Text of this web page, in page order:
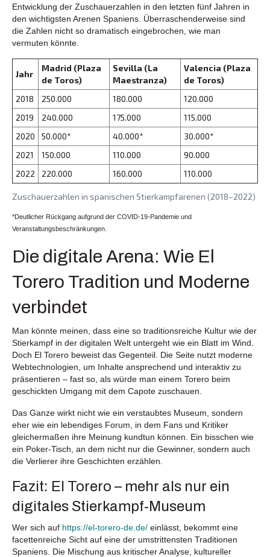
Entwicklung der Zuschauerzahlen in den letzten fünf Jahren in
den wichtigsten Arenen Spaniens. Überraschenderweise sind
die Zahlen nicht so dramatisch eingebrochen, wie man
vermuten könnte.
Zuschauerzahlen in spanischen Stierkampfarenen (2018–2022)
Jahr
Madrid (Plaza
de Toros)
Sevilla (La
Maestranza)
Valencia (Plaza
de Toros)
2018
250.000 180.000
120.000
2019
240.000 175.000
115.000
2020
50.000* 40.000*
30.000*
2021
150.000 110.000
90.000
2022
220.000 160.000 110.000
*Deutlicher Rückgang aufgrund der COVID-19-Pandemie und
Veranstaltungsbeschränkungen.
Die digitale Arena: Wie El
Torero Tradition und Moderne
verbindet
Man könnte meinen, dass eine so traditionsreiche Kultur wie der
Stierkampf in der digitalen Welt untergeht wie ein Blatt im Wind.
Doch El Torero beweist das Gegenteil. Die Seite nutzt moderne
Webtechnologien, um Inhalte ansprechend und interaktiv zu
präsentieren – fast so, als würde man einem Torero beim
geschickten Umgang mit dem Capote zuschauen.
Das Ganze wirkt nicht wie ein verstaubtes Museum, sondern
eher wie ein lebendiges Forum, in dem Fans und Kritiker
gleichermaßen ihre Meinung kundtun können. Ein bisschen wie
ein Poker-Tisch, an dem nicht nur die Gewinner, sondern auch
die Verlierer ihre Geschichten erzählen.
Fazit: El Torero – mehr als nur ein
digitales Stierkampf-Museum
Wer sich auf https://el-torero-de.de/ einlässt, bekommt eine
facettenreiche Sicht auf eine der umstrittensten Traditionen
Spaniens. Die Mischung aus kritischer Analyse, kultureller